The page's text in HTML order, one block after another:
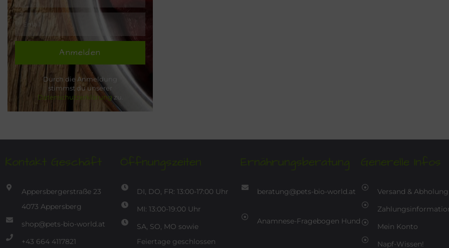
Anmelden
Durch die Anmeldung
stimmst du unserer
Datenschutzerklärungzu.
Kontakt Geschäft
Appersbergerstraße 23
4073 Appersberg
shop@pets-bio-world.at
+43 664 4117821
Öffnungszeiten
DI, DO, FR: 13:00-17:00 Uhr
MI: 13:00-19:00 Uhr
SA, SO, MO sowie
Feiertage geschlossen
Ernährungsberatung
beratung@pets-bio-world.at
Anamnese-Fragebogen Hund
Generelle Infos
Versand & Abholung
Mein Konto
Napf-Wissen!